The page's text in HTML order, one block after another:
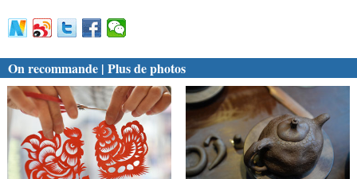
On recommande | Plus de photos